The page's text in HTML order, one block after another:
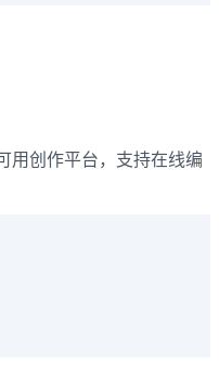
用创作平台，支持在线编